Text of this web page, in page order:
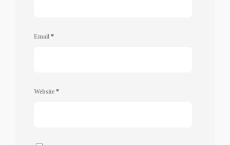
Email *
Website *